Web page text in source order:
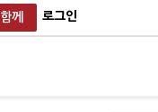
함께 로그인